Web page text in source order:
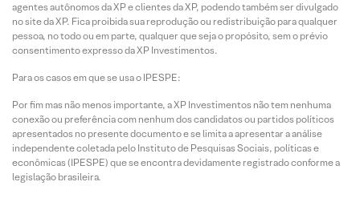
agentes autônomos da XP e clientes da XP, podendo também ser divulgado
no site da XP. Fica proibida sua reprodução ou redistribuição para qualquer
pessoa, no todo ou em parte, qualquer que seja o propósito, sem o prévio
consentimento expresso da XP Investimentos.
Para os casos em que se usa o IPESPE:
Por fim mas não menos importante, a XP Investimentos não tem nenhuma
conexão ou preferência com nenhum dos candidatos ou partidos políticos
apresentados no presente documento e se limita a apresentar a análise
independente coletada pelo Instituto de Pesquisas Sociais, políticas e
econômicas (IPESPE) que se encontra devidamente registrado conforme a
legislação brasileira.